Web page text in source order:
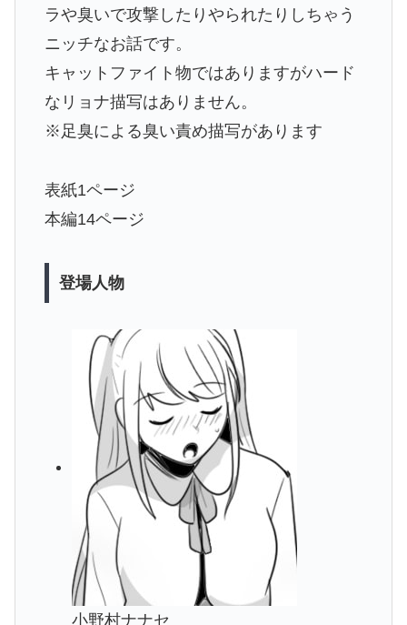
ラや臭いで攻撃したりやられたりしちゃう
ニッチなお話です。
キャットファイト物ではありますがハード
なリョナ描写はありません。
※足臭による臭い責め描写があります
表紙1ページ
本編14ページ
登場人物
小野村ナナセ